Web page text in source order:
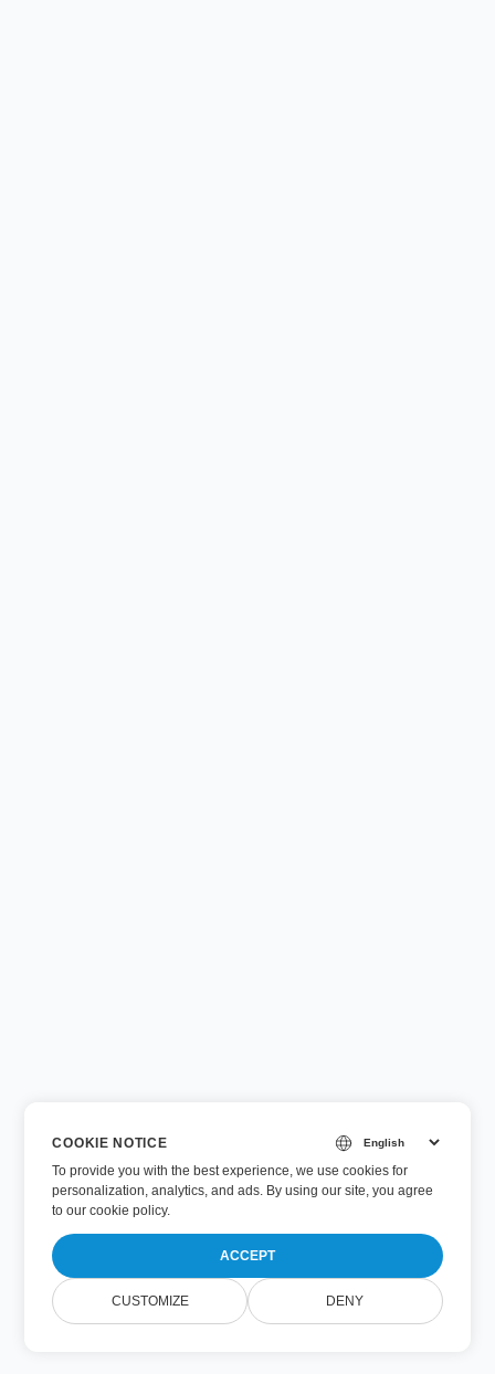
COOKIE NOTICE
To provide you with the best experience, we use cookies for
personalization, analytics, and ads. By using our site, you agree
toour cookie policy.
ACCEPT
CUSTOMIZE DENY